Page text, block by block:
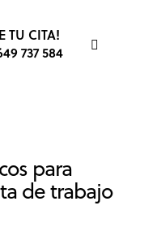
TU CITA!
737 584
para
de trabajo